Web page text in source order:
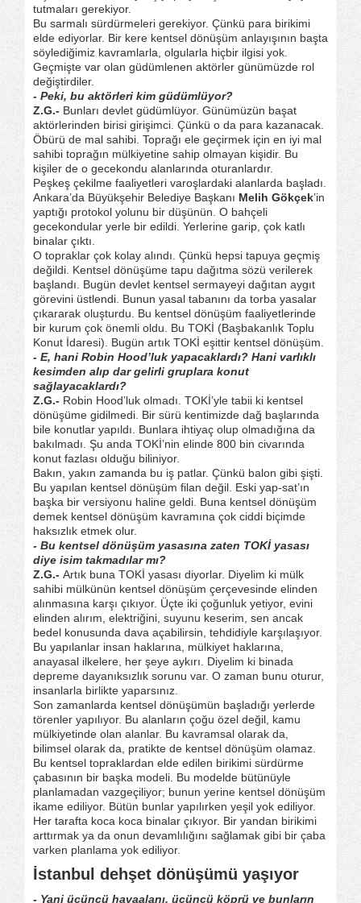
tutmaları gerekiyor.
Bu sarmalı sürdürmeleri gerekiyor. Çünkü para birikimi
elde ediyorlar. Bir kere kentsel dönüşüm anlayışının başta
söylediğimiz kavramlarla, olgularla hiçbir ilgisi yok.
Geçmişte var olan güdümlenen aktörler günümüzde rol
değiştirdiler.
- Peki, bu aktörleri kim güdümlüyor?
Z.G.- Bunları devlet güdümlüyor. Günümüzün başat
aktörlerinden birisi girişimci. Çünkü o da para kazanacak.
Öbürü de mal sahibi. Toprağı ele geçirmek için en iyi mal
sahibi toprağın mülkiyetine sahip olmayan kişidir. Bu
kişiler de o gecekondu alanlarında oturanlardır.
Peşkeş çekilme faaliyetleri varoşlardaki alanlarda başladı.
Ankara’da Büyükşehir Belediye Başkanı Melih Gökçek’in
yaptığı protokol yolunu bir düşünün. O bahçeli
gecekondular yerle bir edildi. Yerlerine garip, çok katlı
binalar çıktı.
O topraklar çok kolay alındı. Çünkü hepsi tapuya geçmiş
değildi. Kentsel dönüşüme tapu dağıtma sözü verilerek
başlandı. Bugün devlet kentsel sermayeyi dağıtan aygıt
görevini üstlendi. Bunun yasal tabanını da torba yasalar
çıkararak oluşturdu. Bu kentsel dönüşüm faaliyetlerinde
bir kurum çok önemli oldu. Bu TOKİ (Başbakanlık Toplu
Konut İdaresi). Bugün artık TOKİ eşittir kentsel dönüşüm.
- E, hani Robin Hood’luk yapacaklardı? Hani varlıklı
kesimden alıp dar gelirli gruplara konut
sağlayacaklardı?
Z.G.- Robin Hood’luk olmadı. TOKİ’yle tabii ki kentsel
dönüşüme gidilmedi. Bir sürü kentimizde dağ başlarında
bile konutlar yapıldı. Bunlara ihtiyaç olup olmadığına da
bakılmadı. Şu anda TOKİ’nin elinde 800 bin civarında
konut fazlası olduğu biliniyor.
Bakın, yakın zamanda bu iş patlar. Çünkü balon gibi şişti.
Bu yapılan kentsel dönüşüm filan değil. Eski yap-sat’ın
başka bir versiyonu haline geldi. Buna kentsel dönüşüm
demek kentsel dönüşüm kavramına çok ciddi biçimde
haksızlık etmek olur.
- Bu kentsel dönüşüm yasasına zaten TOKİ yasası
diye isim takmadılar mı?
Z.G.- Artık buna TOKİ yasası diyorlar. Diyelim ki mülk
sahibi mülkünün kentsel dönüşüm çerçevesinde elinden
alınmasına karşı çıkıyor. Üçte iki çoğunluk yetiyor, evini
elinden alırım, elektriğini, suyunu keserim, sen ancak
bedel konusunda dava açabilirsin, tehdidiyle karşılaşıyor.
Bu yapılanlar insan haklarına, mülkiyet haklarına,
anayasal ilkelere, her şeye aykırı. Diyelim ki binada
depreme dayanıksızlık sorunu var. O zaman bunu oturur,
insanlarla birlikte yaparsınız.
Son zamanlarda kentsel dönüşümün başladığı yerlerde
törenler yapılıyor. Bu alanların çoğu özel değil, kamu
mülkiyetinde olan alanlar. Bu kavramsal olarak da,
bilimsel olarak da, pratikte de kentsel dönüşüm olamaz.
Bu kentsel topraklardan elde edilen birikimi sürdürme
çabasının bir başka modeli. Bu modelde bütünüyle
planlamadan vazgeçiliyor; bunun yerine kentsel dönüşüm
ikame ediliyor. Bütün bunlar yapılırken yeşil yok ediliyor.
Her tarafta koca koca binalar çıkıyor. Bir yandan birikimi
arttırmak ya da onun devamlılığını sağlamak gibi bir çaba
varken planlama yok ediliyor.
İstanbul dehşet dönüşümü yaşıyor
- Yani üçüncü havaalanı, üçüncü köprü ve bunların